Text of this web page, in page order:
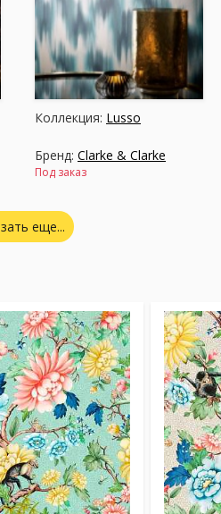
Коллекция: Lusso
Бренд: Clarke & Clarke
Под заказ
Коллекция: Wilderie
Бренд:Clarke & Clarke
Под заказ
еще...